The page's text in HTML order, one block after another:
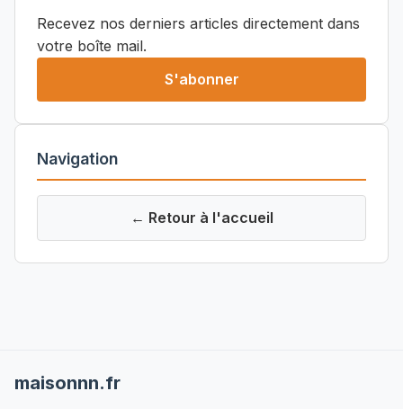
Recevez nos derniers articles directement dans
votre boîte mail.
S'abonner
Navigation
← Retour à l'accueil
maisonnn.fr